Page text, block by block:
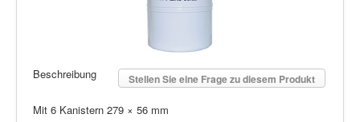
Stellen Sie eine Frage zu diesem Produkt
Beschreibung
Mit 6 Kanistern 279 × 56 mm